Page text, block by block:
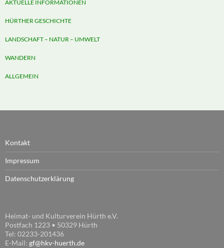
AKTUELLE INFORMATIONEN
HÜRTHER GESCHICHTE
LANDSCHAFT – NATUR – UMWELT
WANDERN
ALLGEMEIN
Kontakt
Impressum
Datenschutzerklärung
Heimat- und Kulturverein Hürth e.V.
Postfach 1223 • 50329 Hürth
Tel: 02233-201436
E-Mail: gf@hkv-huerth.de